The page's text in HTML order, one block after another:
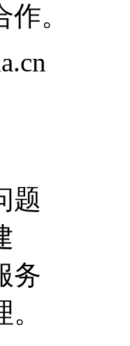
。
题
务